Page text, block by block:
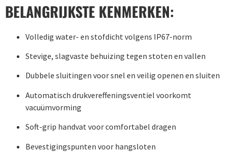
BELANGRIJKSTE KENMERKEN:
Volledig water- en stofdicht volgens IP67-norm
Stevige, slagvaste behuizing tegen stoten en vallen
Dubbele sluitingen voor snel en veilig openen en sluiten
Automatisch drukvereffeningsventiel voorkomt
vacuümvorming
Soft-grip handvat voor comfortabel dragen
Bevestigingspunten voor hangsloten